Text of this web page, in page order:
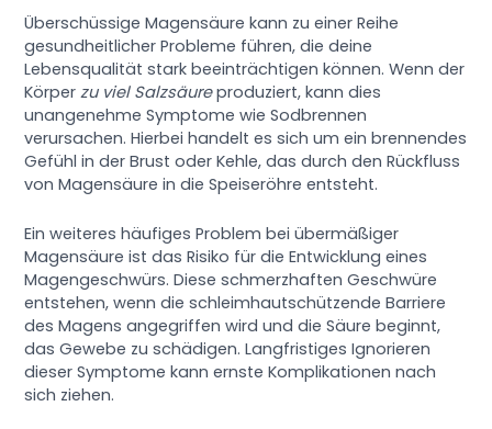
Überschüssige Magensäure kann zu einer Reihe
gesundheitlicher Probleme führen, die deine
Lebensqualität stark beeinträchtigen können. Wenn der
Körperzu viel Salzsäureproduziert, kann dies
unangenehme Symptome wie Sodbrennen
verursachen. Hierbei handelt es sich um ein brennendes
Gefühl in der Brust oder Kehle, das durch den Rückfluss
von Magensäure in die Speiseröhre entsteht.
Ein weiteres häufiges Problem bei übermäßiger
Magensäure ist das Risiko für die Entwicklung eines
Magengeschwürs. Diese schmerzhaften Geschwüre
entstehen, wenn die schleimhautschützende Barriere
des Magens angegriffen wird und die Säure beginnt,
das Gewebe zu schädigen. Langfristiges Ignorieren
dieser Symptome kann ernste Komplikationen nach
sich ziehen.